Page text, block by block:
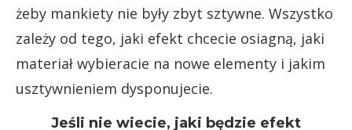
żeby mankiety nie były zbyt sztywne. Wszystko
zależy od tego, jaki efekt chcecie osiagną, jaki
materiał wybieracie na nowe elementy i jakim
usztywnieniem dysponujecie.
Jeśli nie wiecie, jaki będzie efekt